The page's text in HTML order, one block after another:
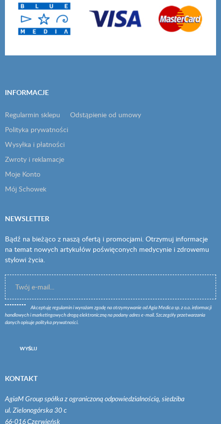
INFORMACJE
Regularmin sklepu
Polityka prywatności
Wysyłka i płatności
Zwroty i reklamacje
Moje Konto
Mój Schowek
Odstąpienie od umowy
NEWSLETTER
Bądź na bieżąco z naszą ofertą i promocjami. Otrzymuj informacje
na temat nowych artykułów poświęconych medycynie i zdrowemu
stylowi życia.
Akceptuję regulamin i wyrażam zgodę na otrzymywanie od Agia Medica sp. z o.o. informacji
handlowych i marketingowych drogą elektroniczną na podany adres e-mail. Szczegóły przetwarzania
danych opisuje polityka prywatności
WYŚLIJ
KONTAKT
AgiaM Group spółka z ograniczoną odpowiedzialnością, siedziba
ul. Zielonogórska 30 c
66-016 Czerwieńsk